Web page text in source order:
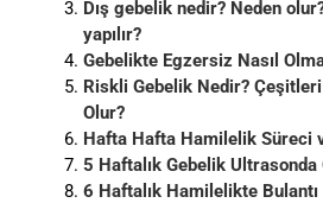
Dış gebelik nedir? Neden
yapılır?
Gebelikte Egzersiz Nasıl
Riskli Gebelik Nedir?
Olur?
Hafta Hafta Hamilelik Süreci
5 Haftalık Gebelik Ultrasonda
6 Haftalık Hamilelikte